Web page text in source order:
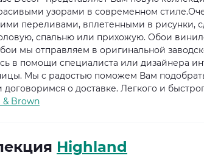
узорами в современном
переливами, вплетенными в рисунки,
спальню или прихожую. Обои
мы отправляем в оригинальной
в помощи специалиста или дизайнера
Мы с радостью поможем Вам
договоримся о доставке. Легкого и
& Brown
Highland